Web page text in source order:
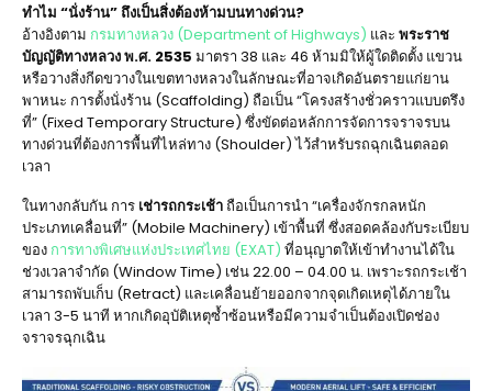
ทำไม “นั่งร้าน” ถึงเป็นสิ่งต้องห้ามบนทางด่วน?
อ้างอิงตาม กรมทางหลวง (Department of Highways) และ พระราช
บัญญัติทางหลวง พ.ศ. 2535 มาตรา 38 และ 46 ห้ามมิให้ผู้ใดติดตั้ง แขวน
หรือวางสิ่งกีดขวางในเขตทางหลวงในลักษณะที่อาจเกิดอันตรายแก่ยาน
พาหนะ การตั้งนั่งร้าน (Scaffolding) ถือเป็น “โครงสร้างชั่วคราวแบบตรึง
ที่” (Fixed Temporary Structure) ซึ่งขัดต่อหลักการจัดการจราจรบน
ทางด่วนที่ต้องการพื้นที่ไหล่ทาง (Shoulder) ไว้สำหรับรถฉุกเฉินตลอด
เวลา
ในทางกลับกัน การ เช่ารถกระเช้า ถือเป็นการนำ “เครื่องจักรกลหนัก
ประเภทเคลื่อนที่” (Mobile Machinery) เข้าพื้นที่ ซึ่งสอดคล้องกับระเบียบ
ของ การทางพิเศษแห่งประเทศไทย (EXAT) ที่อนุญาตให้เข้าทำงานได้ใน
ช่วงเวลาจำกัด (Window Time) เช่น 22.00 – 04.00 น. เพราะรถกระเช้า
สามารถพับเก็บ (Retract) และเคลื่อนย้ายออกจากจุดเกิดเหตุได้ภายใน
เวลา 3-5 นาที หากเกิดอุบัติเหตุซ้ำซ้อนหรือมีความจำเป็นต้องเปิดช่อง
จราจรฉุกเฉิน